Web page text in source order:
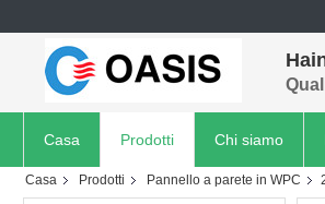
Casa Prodotti Chi siamo
Casa Prodotti Pannello a parete in WPC